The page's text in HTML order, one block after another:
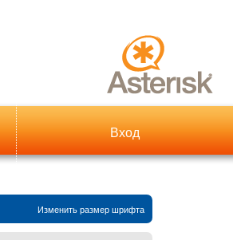
Вход
Изменить размер шрифта